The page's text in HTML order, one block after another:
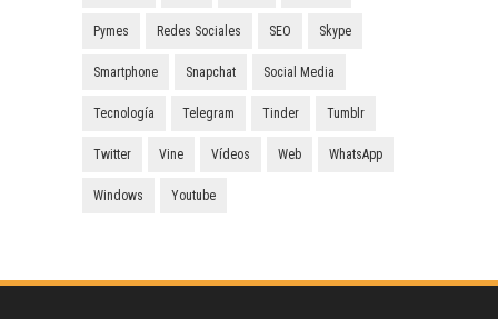
Pymes Redes Sociales SEO Skype
Smartphone Snapchat Social Media
Tecnología Telegram Tinder Tumblr
Twitter Vine Vídeos Web WhatsApp
Windows Youtube